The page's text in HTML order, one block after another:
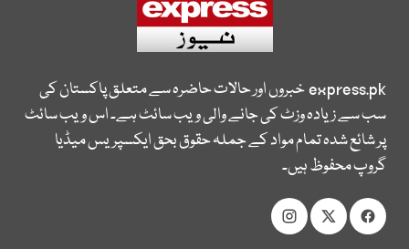
express.pkخبروں اور حالات حاضرہ سے متعلق پاکستان کی
سب سے زیادہ وزٹ کی جانے والی ویب سائٹ ہے۔ اس ویب سائٹ
پر شائع شدہ تمام مواد کے جملہ حقوق بحق ایکسپریس میڈیا
گروپ محفوظ ہیں۔